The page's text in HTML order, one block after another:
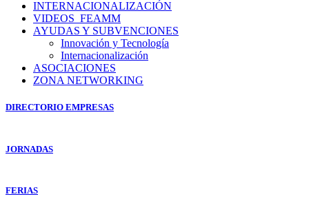
INTERNACIONALIZACIÓN
VIDEOS_FEAMM
AYUDAS Y SUBVENCIONES
Innovación y Tecnología
Internacionalización
ASOCIACIONES
ZONA NETWORKING
DIRECTORIO EMPRESAS
JORNADAS
FERIAS